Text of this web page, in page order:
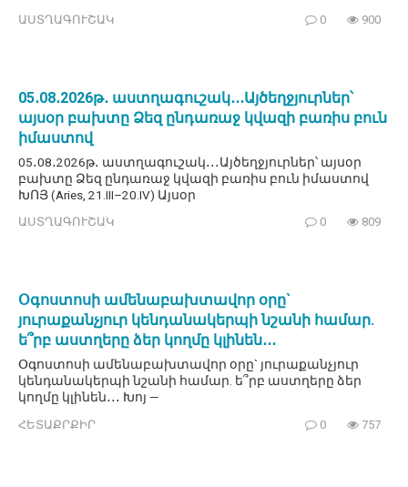
ԱՍՏՂԱԳՈՒՇԱԿ 0 900
05․08․2026թ․ աստղագուշակ․․․Այծեղջյուրներ՝
այսօր բախտը Ձեզ ընդառաջ կվազի բառիս բուն
իմաստով
05․08․2026թ․ աստղագուշակ․․․Այծեղջյուրներ՝ այսօր
բախտը Ձեզ ընդառաջ կվազի բառիս բուն իմաստով
ԽՈՅ (Aries, 21.III–20.IV) Այսօր
ԱՍՏՂԱԳՈՒՇԱԿ 0 809
Օգոստոսի ամենաբախտավոր օրը`
յուրաքանչյուր կենդանակերպի նշանի համար.
ե՞րբ աստղերը ձեր կողմը կլինեն․․․
Օգոստոսի ամենաբախտավոր օրը` յուրաքանչյուր
կենդանակերպի նշանի համար. ե՞րբ աստղերը ձեր
կողմը կլինեն․․․ Խոյ —
ՀԵՏԱՔՐՔԻՐ 0 757